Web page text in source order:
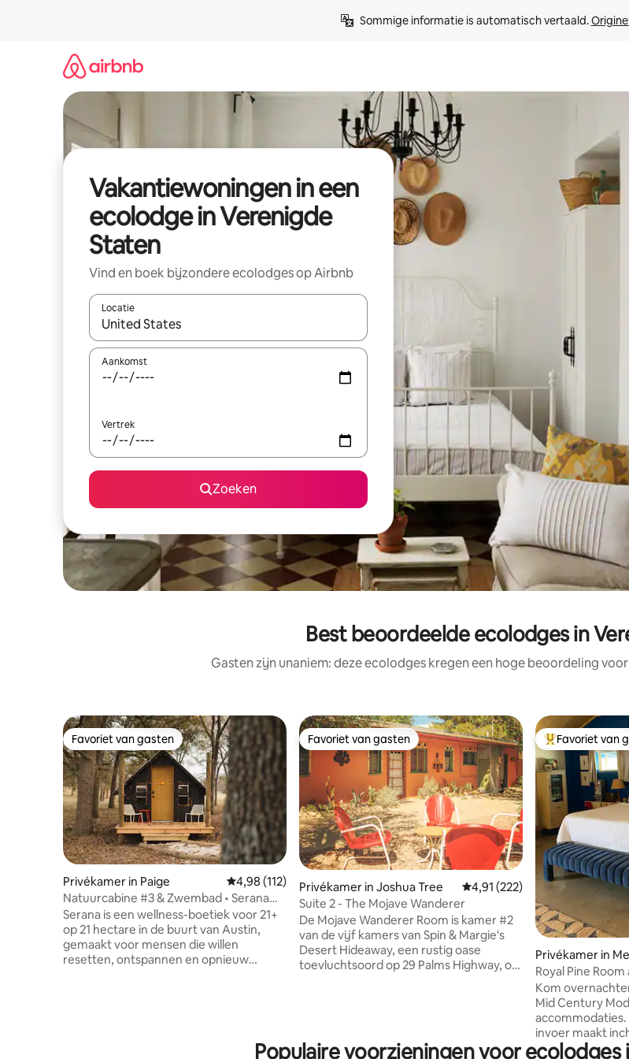
Sommige informatie is automatisch vertaald.
Vakantiewoningen in een
ecolodge in Verenigde
Staten
Vind en boek bijzondere ecolodges op Airbnb
Locatie
Wanneer er resultaten beschikbaar zijn, maak je een keuze met je de pijltjestoetsen omhoog en
Aankomst
Vertrek
Zoeken
Best beoordeelde ecolodges in
Gasten zijn unaniem: deze ecolodges kregen een hoge beoordeling
Favoriet van gasten
Favoriet van gasten
Privékamer in Paige Gemiddelde beoordeling van 4,98 op 5, 112 recensies
4,98 (112)
Natuurcabine #3 & Zwembad • Serana
Austin TX Retraite
Serana is een wellness-boetiek voor 21+
op 21 hectare in de buurt van Austin,
gemaakt voor mensen die willen
resetten, ontspannen en opnieuw
daglodge met keuken van de chef-kok
Favoriet van gasten
Favoriet van gasten
Privékamer in Joshua Tree Gemiddelde beoordeling van
4,91 (222)
Suite 2 - The Mojave Wanderer
De Mojave Wanderer Room is kamer #2
van de vijf kamers van Spin & Margie's
Desert Hideaway, een rustig oase
toevluchtsoord op 29 Palms Highway, op
twee eenpersoonsbedden, perfect voor
kinderen, familie of vrienden. De kamer
Topfavoriet
Favoriet van
Privékamer in
Royal Pine
Lodge
Kom
Mid Century
invoer maakt
Wichita Mod
Populaire voorzieningen voor ecolodges